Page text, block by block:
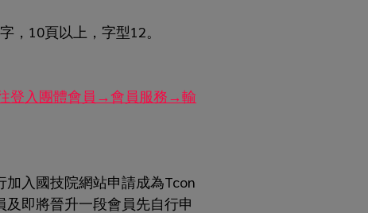
，10頁以上，字型12。
登入團體會員→會員服務→輸
入國技院網站申請成為Tcon
即將晉升一段會員先自行申